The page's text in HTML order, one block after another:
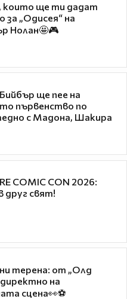
които ще ти дадат
за „Одисея“ на
Нолан🤩🎮
ще пее на
първенство по
с Мадона, Шакира
COMIC CON 2026:
друг свят!
терена: от „Олд
на
сцена👀⚽